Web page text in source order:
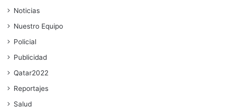
Noticias
Nuestro Equipo
Policial
Publicidad
Qatar2022
Reportajes
Salud